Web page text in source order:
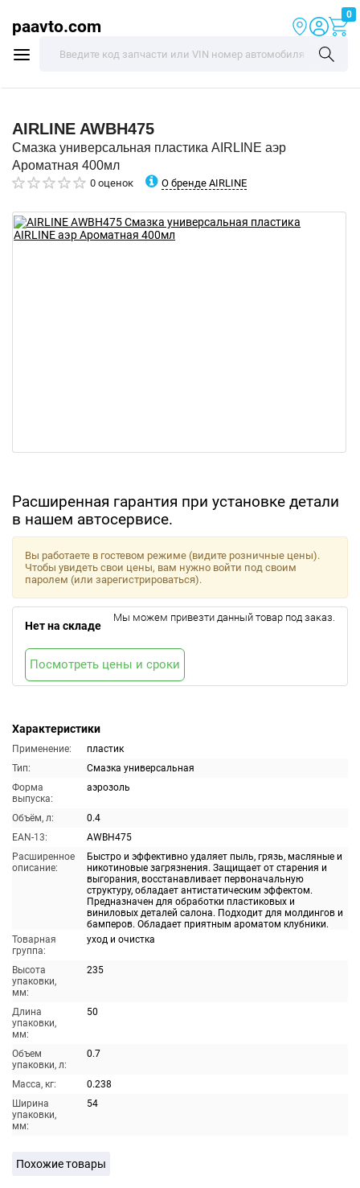
paavto.com
0
AIRLINE AWBH475
Смазка универсальная пластика AIRLINE аэр
Ароматная 400мл
0 оценок О бренде AIRLINE
Расширенная гарантия при установке детали
в нашем автосервисе.
Характеристики
Применение:
пластик
Тип:
Смазка универсальная
Форма
выпуска:
аэрозоль
Объём, л:
0.4
EAN-13:
AWBH475
Расширенное
описание:
Быстро и эффективно удаляет пыль, грязь, масляные и
никотиновые загрязнения. Защищает от старения и
выгорания, восстанавливает первоначальную
структуру, обладает антистатическим эффектом.
Предназначен для обработки пластиковых и
виниловых деталей салона. Подходит для молдингов и
бамперов. Обладает приятным ароматом клубники.
Товарная
группа:
уход и очистка
Высота
упаковки,
мм:
235
Длина
упаковки,
мм:
50
Объем
упаковки, л:
0.7
Масса, кг:
0.238
Ширина
упаковки,
мм:
54
Вы работаете в гостевом режиме (видите розничные цены).
Чтобы увидеть свои цены, вам нужно войти под своим
паролем (или зарегистрироваться).
Нет на складе
Мы можем привезти данный товар под заказ.
Посмотреть цены и сроки
Похожие товары